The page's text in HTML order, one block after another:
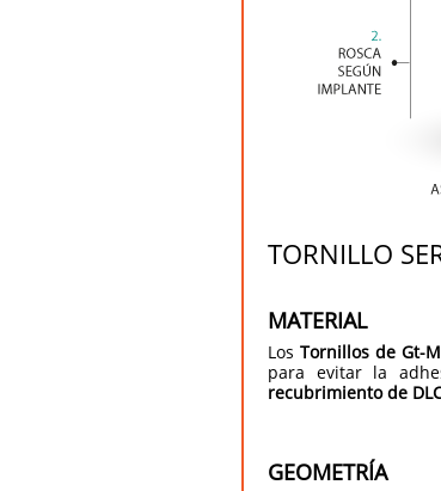
TORNILLO
MATERIAL
Los Tornillos de Gt-
para evitar la
recubrimiento de
GEOMETRÍA